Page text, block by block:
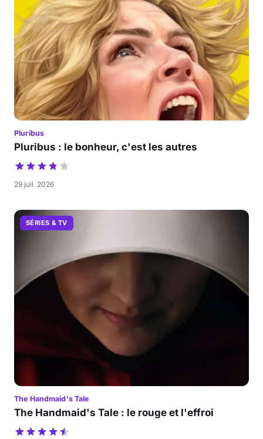
Pluribus
Pluribus : le bonheur, c'est les autres
29 juil. 2026
SÉRIES & TV
The Handmaid's Tale
The Handmaid's Tale : le rouge et l'effroi